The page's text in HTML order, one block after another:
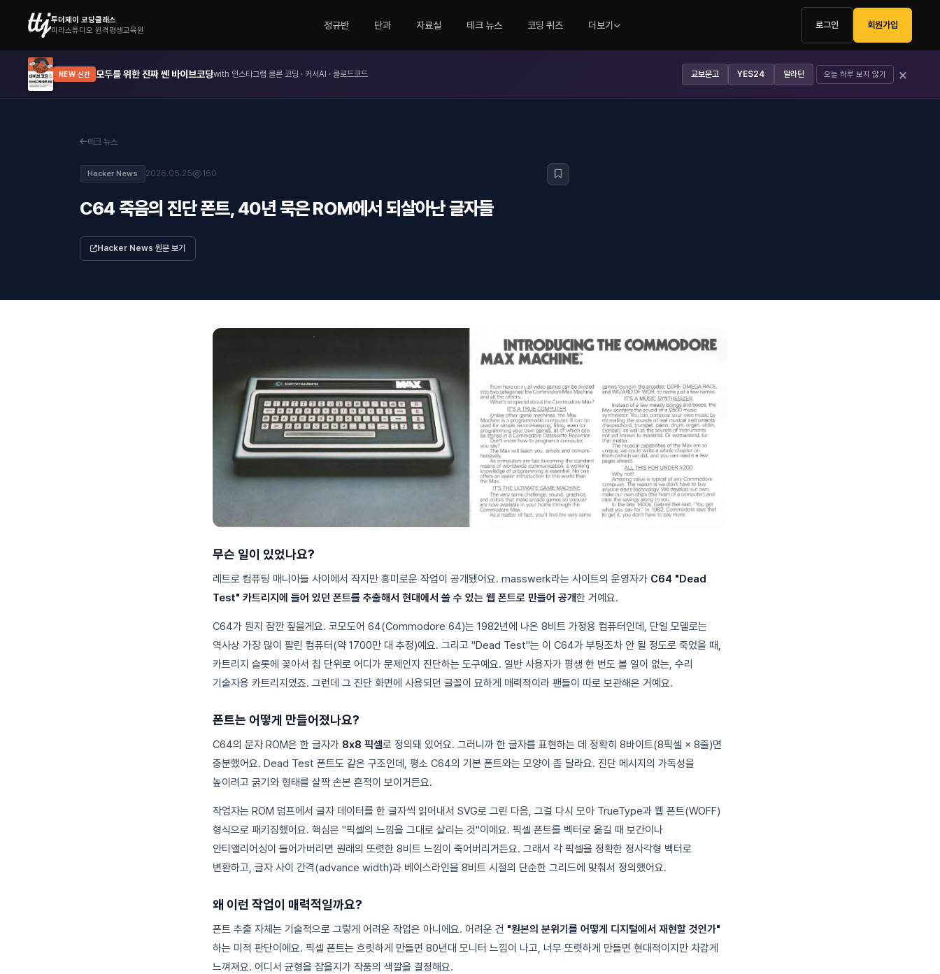
투더제이 코딩클래스
피라스튜디오 원격평생교육원
정규반 단과 자료실 테크 뉴스 코딩 퀴즈 더보기 로그인 회원가입
NEW 신간 모두를 위한 진짜 쎈 바이브코딩with 인스타그램 클론 코딩 · 커서AI · 클로드코드 교보문고 YES24 알라딘 오늘 하루 보지 않기 ×
테크 뉴스
Hacker News 2026.05.25 160
C64 죽음의 진단 폰트, 40년 묵은 ROM에서 되살아난 글자들
Hacker News 원문 보기
무슨 일이 있었나요?
레트로 컴퓨팅 매니아들 사이에서 작지만 흥미로운 작업이 공개됐어요. masswerk라는 사이트의 운영자가 C64 "Dead
Test" 카트리지에 들어 있던 폰트를 추출해서 현대에서 쓸 수 있는 웹 폰트로 만들어 공개한 거예요.
C64가 뭔지 잠깐 짚을게요. 코모도어 64(Commodore 64)는 1982년에 나온 8비트 가정용 컴퓨터인데, 단일 모델로는
역사상 가장 많이 팔린 컴퓨터(약 1700만 대 추정)예요. 그리고 "Dead Test"는 이 C64가 부팅조차 안 될 정도로 죽었을 때,
카트리지 슬롯에 꽂아서 칩 단위로 어디가 문제인지 진단하는 도구예요. 일반 사용자가 평생 한 번도 볼 일이 없는, 수리
기술자용 카트리지였죠. 그런데 그 진단 화면에 사용되던 글꼴이 묘하게 매력적이라 팬들이 따로 보관해온 거예요.
폰트는 어떻게 만들어졌나요?
C64의 문자 ROM은 한 글자가 8x8 픽셀로 정의돼 있어요. 그러니까 한 글자를 표현하는 데 정확히 8바이트(8픽셀 × 8줄)면
충분했어요. Dead Test 폰트도 같은 구조인데, 평소 C64의 기본 폰트와는 모양이 좀 달라요. 진단 메시지의 가독성을
높이려고 굵기와 형태를 살짝 손본 흔적이 보이거든요.
작업자는 ROM 덤프에서 글자 데이터를 한 글자씩 읽어내서 SVG로 그린 다음, 그걸 다시 모아 TrueType과 웹 폰트(WOFF)
형식으로 패키징했어요. 핵심은 "픽셀의 느낌을 그대로 살리는 것"이에요. 픽셀 폰트를 벡터로 옮길 때 보간이나
안티앨리어싱이 들어가버리면 원래의 또렷한 8비트 느낌이 죽어버리거든요. 그래서 각 픽셀을 정확한 정사각형 벡터로
변환하고, 글자 사이 간격(advance width)과 베이스라인을 8비트 시절의 단순한 그리드에 맞춰서 정의했어요.
왜 이런 작업이 매력적일까요?
폰트 추출 자체는 기술적으로 그렇게 어려운 작업은 아니에요. 어려운 건 "원본의 분위기를 어떻게 디지털에서 재현할 것인가"
하는 미적 판단이에요. 픽셀 폰트는 흐릿하게 만들면 80년대 모니터 느낌이 나고, 너무 또렷하게 만들면 현대적이지만 차갑게
느껴져요. 어디서 균형을 잡을지가 작품의 색깔을 결정해요.